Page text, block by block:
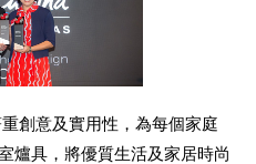
創意及實用性，為每個家庭
爐具，將優質生活及家居時尚